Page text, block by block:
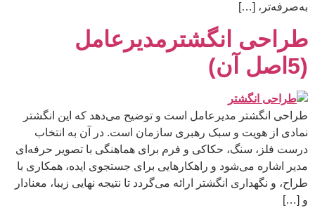
به‌صرفه‌تر، […]
طراحی انگشترمدیرعامل
(5اصل آن)
طراحی انگشتر مدیرعامل است و توضیح می‌دهد که این انگشتر
نمادی از هویت و سبک رهبری سازمان است. در آن به انتخاب
درست فلز، سنگ، حکاکی و فرم برای هماهنگی با تصویر حرفه‌ای
مدیر اشاره می‌شود و راهکارهایی برای جستجوی ایده، همکاری با
طراح، و نگهداری انگشتر ارائه می‌گردد تا نتیجه نهایی زیبا، معنادار
و […]